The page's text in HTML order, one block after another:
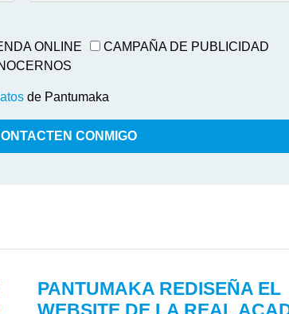
ONLINE
CAMPAÑA DE PUBLICIDAD
de Pantumaka
CONMIGO
PANTUMAKA REDISEÑA EL